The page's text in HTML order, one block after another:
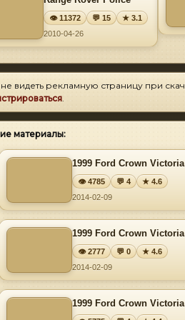
👁 11372 💬 15
★ 3.1
2010-04-26
видеть рекламную страницу при
.
материалы:
1999 Ford Crown
👁 4785 💬 4
★ 4.6
2014-02-09
1999 Ford Crown
👁 2777 💬 0
★ 4.6
2014-02-09
1999 Ford Crown